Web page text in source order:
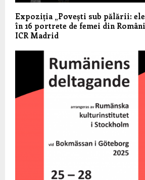
Expoziția „Povești sub pălării:
în 16 portrete de femei din
ICR Madrid